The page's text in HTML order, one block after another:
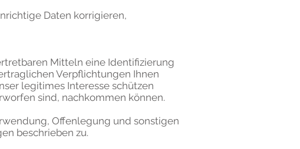
Daten korrigieren,
Mitteln eine Identifizierung
Verpflichtungen Ihnen
legitimes Interesse schützen
sind, nachkommen können.
Offenlegung und sonstigen
beschrieben zu.